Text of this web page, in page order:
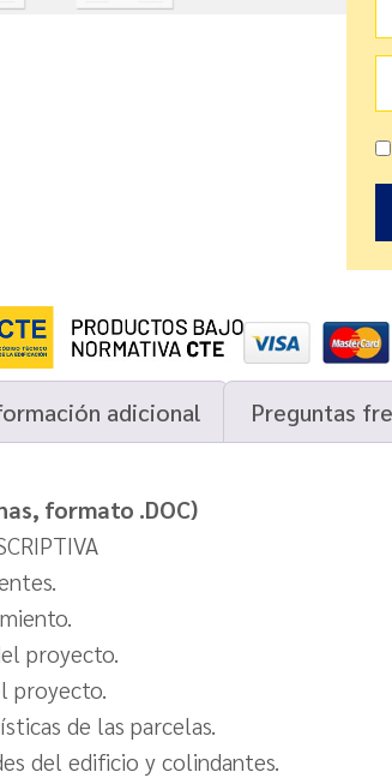
adicional Preguntas
formato .DOC)
proyecto.
proyecto.
de las parcelas.
del edificio y colindantes.